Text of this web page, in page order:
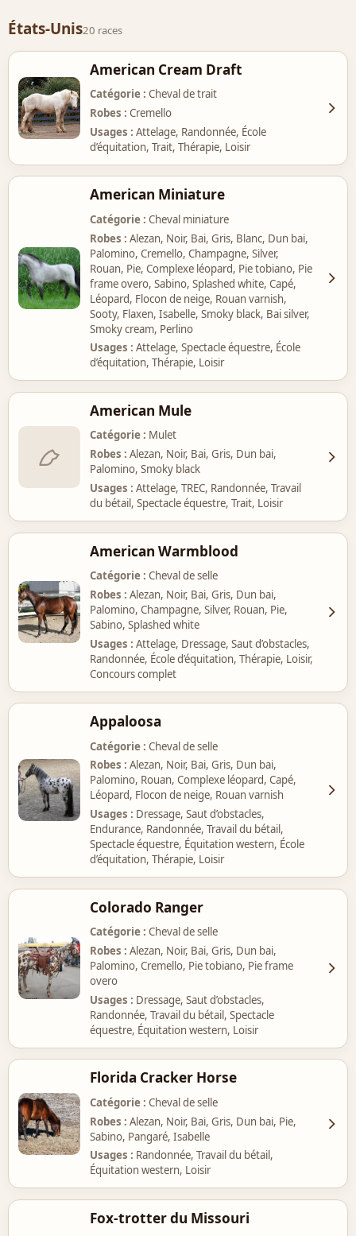
États-Unis20 races
American Cream Draft
Catégorie Cheval de trait
Robes
Cremello
Usages
Attelage, Randonnée, École
d’équitation, Trait, Thérapie, Loisir
American Miniature
Catégorie Cheval miniature
Robes
Alezan, Noir, Bai, Gris, Blanc, Dun bai,
Palomino, Cremello, Champagne, Silver,
Rouan, Pie, Complexe léopard, Pie tobiano, Pie
frame overo, Sabino, Splashed white, Capé,
Léopard, Flocon de neige, Rouan varnish,
Sooty, Flaxen, Isabelle, Smoky black, Bai silver,
Smoky cream, Perlino
Usages
Attelage, Spectacle équestre, École
d’équitation, Thérapie, Loisir
American Mule
Catégorie
Mulet
Robes
Alezan, Noir, Bai, Gris, Dun bai,
Palomino, Smoky black
Usages
Attelage, TREC, Randonnée, Travail
du bétail, Spectacle équestre, Trait, Loisir
American Warmblood
Catégorie Cheval de selle
Robes
Alezan, Noir, Bai, Gris, Dun bai,
Palomino, Champagne, Silver, Rouan, Pie,
Sabino, Splashed white
Usages
Attelage, Dressage, Saut d’obstacles,
Randonnée, École d’équitation, Thérapie, Loisir,
Concours complet
Appaloosa
Catégorie Cheval de selle
Robes
Alezan, Noir, Bai, Gris, Dun bai,
Palomino, Rouan, Complexe léopard, Capé,
Léopard, Flocon de neige, Rouan varnish
Usages
Dressage, Saut d’obstacles,
Endurance, Randonnée, Travail du bétail,
Spectacle équestre, Équitation western, École
d’équitation, Thérapie, Loisir
Colorado Ranger
Catégorie Cheval de selle
Robes
Alezan, Noir, Bai, Gris, Dun bai,
Palomino, Cremello, Pie tobiano, Pie frame
overo
Usages
Dressage, Saut d’obstacles,
Randonnée, Travail du bétail, Spectacle
équestre, Équitation western, Loisir
Florida Cracker Horse
Catégorie Cheval de selle
Robes
Alezan, Noir, Bai, Gris, Dun bai, Pie,
Sabino, Pangaré, Isabelle
Usages
Randonnée, Travail du bétail,
Équitation western, Loisir
Fox-trotter du Missouri